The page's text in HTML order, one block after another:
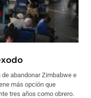
abandonar Zimbabwe e
más opción que
tres años como obrero.